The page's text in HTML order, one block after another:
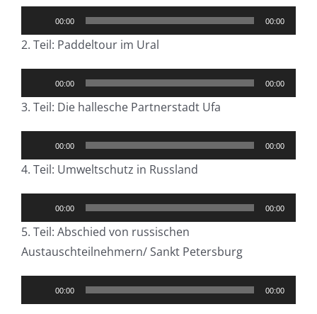
Player
00:00 00:00
2. Teil: Paddeltour im Ural
Player
00:00 00:00
3. Teil: Die hallesche Partnerstadt Ufa
Player
00:00 00:00
4. Teil: Umweltschutz in Russland
Player
00:00 00:00
5. Teil: Abschied von russischen
Austauschteilnehmern/ Sankt Petersburg
Player
00:00 00:00